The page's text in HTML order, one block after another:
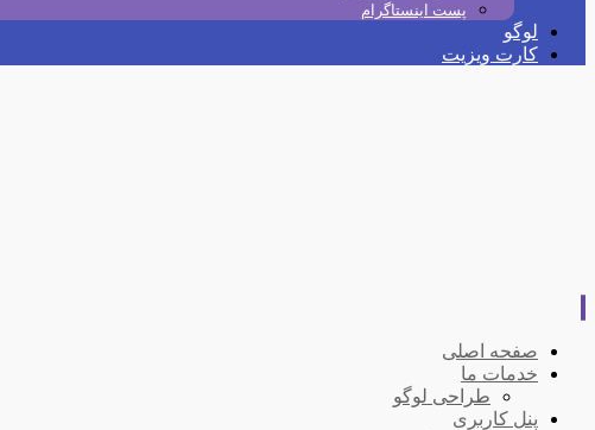
پست اینستاگرام
لوگو
کارت ویزیت
صفحه اصلی
خدمات ما
طراحی لوگو
پنل کاربری